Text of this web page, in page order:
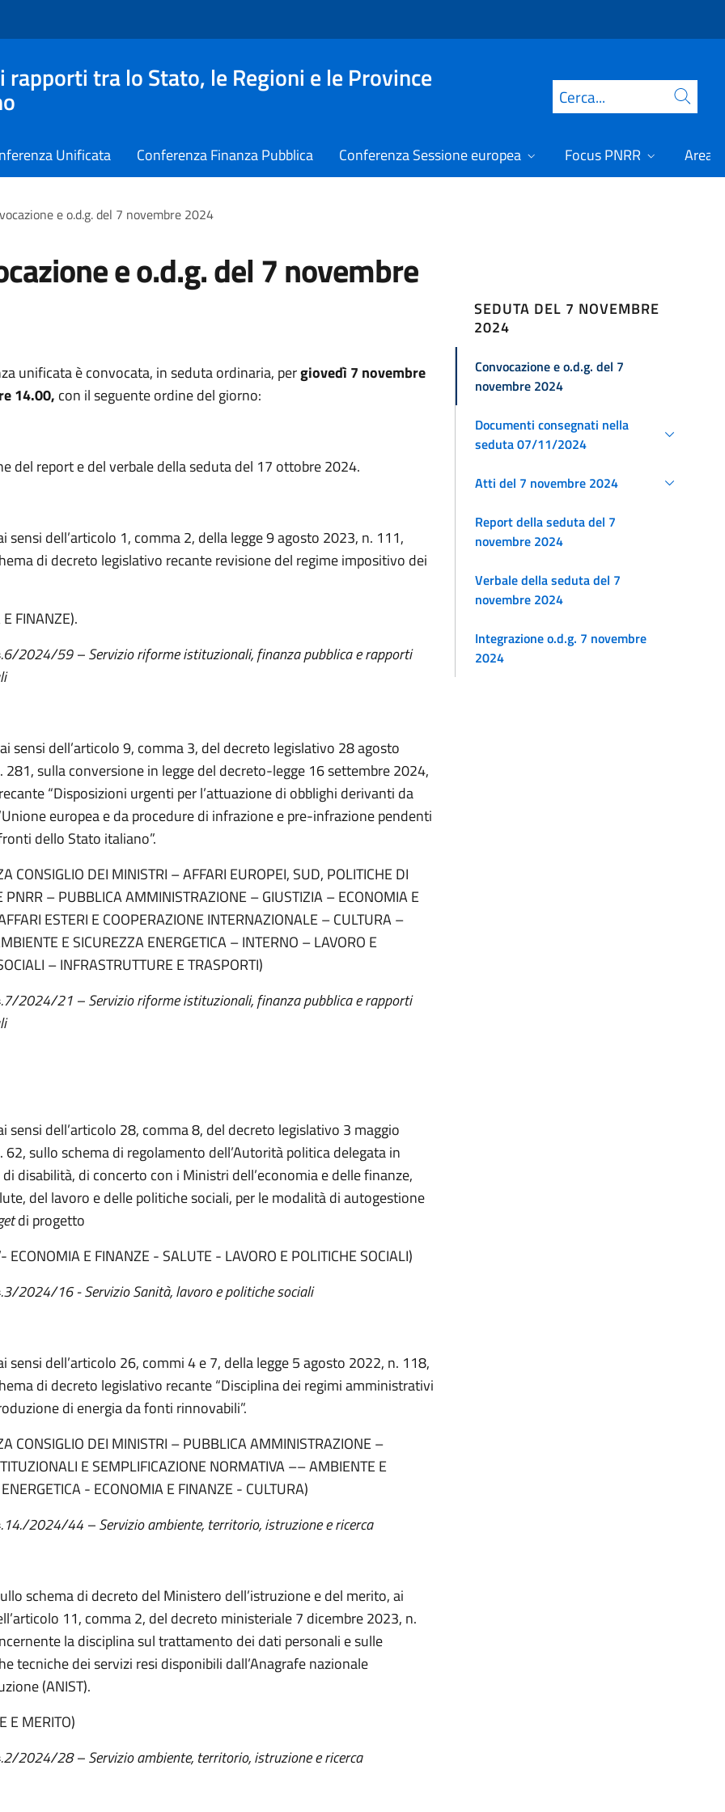
tra lo Stato, le Regioni e le Province
Cerca
Unificata Conferenza Finanza Pubblica Conferenza Sessione europea Focus PNRR Area
e o.d.g. del 7 novembre 2024
e o.d.g. del 7 novembre
unificata è convocata, in seduta ordinaria, pergiovedì 7 novembre
14.00, con il seguente ordine del giorno:
del report e del verbale della seduta del 17 ottobre 2024.
sensi dell’articolo 1, comma 2, della legge 9 agosto 2023, n. 111,
di decreto legislativo recante revisione del regime impositivo dei
FINANZE).
2024/59 – Servizio riforme istituzionali, finanza pubblica e rapporti
sensi dell’articolo 9, comma 3, del decreto legislativo 28 agosto
281, sulla conversione in legge del decreto-legge 16 settembre 2024,
“Disposizioni urgenti per l’attuazione di obblighi derivanti da
europea e da procedure di infrazione e pre-infrazione pendenti
dello Stato italiano”.
CONSIGLIO DEI MINISTRI – AFFARI EUROPEI, SUD, POLITICHE DI
PNRR – PUBBLICA AMMINISTRAZIONE – GIUSTIZIA – ECONOMIA E
ESTERI E COOPERAZIONE INTERNAZIONALE – CULTURA –
E SICUREZZA ENERGETICA – INTERNO – LAVORO E
– INFRASTRUTTURE E TRASPORTI)
2024/21 – Servizio riforme istituzionali, finanza pubblica e rapporti
sensi dell’articolo 28, comma 8, del decreto legislativo 3 maggio
62, sullo schema di regolamento dell’Autorità politica delegata in
disabilità, di concerto con i Ministri dell’economia e delle finanze,
del lavoro e delle politiche sociali, per le modalità di autogestione
di progetto
ECONOMIA E FINANZE - SALUTE - LAVORO E POLITICHE SOCIALI)
2024/16 - Servizio Sanità, lavoro e politiche sociali
sensi dell’articolo 26, commi 4 e 7, della legge 5 agosto 2022, n. 118,
di decreto legislativo recante “Disciplina dei regimi amministrativi
di energia da fonti rinnovabili”.
CONSIGLIO DEI MINISTRI – PUBBLICA AMMINISTRAZIONE –
E SEMPLIFICAZIONE NORMATIVA –– AMBIENTE E
- ECONOMIA E FINANZE - CULTURA)
2024/44 – Servizio ambiente, territorio, istruzione e ricerca
schema di decreto del Ministero dell’istruzione e del merito, ai
11, comma 2, del decreto ministeriale 7 dicembre 2023, n.
la disciplina sul trattamento dei dati personali e sulle
tecniche dei servizi resi disponibili dall’Anagrafe nazionale
(ANIST).
E MERITO)
2024/28 – Servizio ambiente, territorio, istruzione e ricerca
SEDUTA DEL 7 NOVEMBRE
2024
Convocazione e o.d.g. del 7
novembre 2024
Documenti consegnati nella
seduta 07/11/2024
Atti del 7 novembre 2024
Report della seduta del 7
novembre 2024
Verbale della seduta del 7
novembre 2024
Integrazione o.d.g. 7 novembre
2024